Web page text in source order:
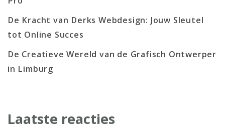
De Kracht van Derks Webdesign: Jouw Sleutel
tot Online Succes
De Creatieve Wereld van de Grafisch Ontwerper
in Limburg
Laatste reacties